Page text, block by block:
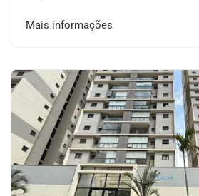
Mais informações